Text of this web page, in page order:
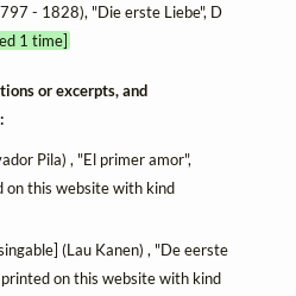
- 1828), "Die erste Liebe", D
1 time]
or excerpts, and
Pila) , "El primer amor",
this website with kind
(Lau Kanen) , "De eerste
on this website with kind